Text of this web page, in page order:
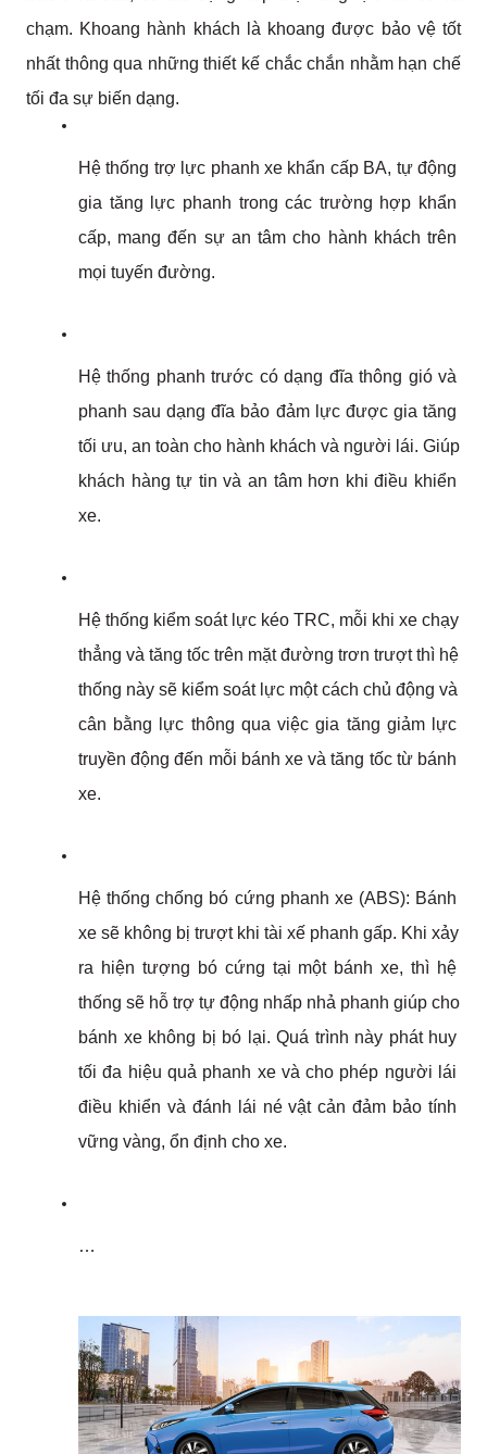
chạm. Khoang hành khách là khoang được bảo vệ tốt
nhất thông qua những thiết kế chắc chắn nhằm hạn chế
tối đa sự biến dạng.
Hệ thống trợ lực phanh xe khẩn cấp BA, tự động
gia tăng lực phanh trong các trường hợp khẩn
cấp, mang đến sự an tâm cho hành khách trên
mọi tuyến đường.
Hệ thống phanh trước có dạng đĩa thông gió và
phanh sau dạng đĩa bảo đảm lực được gia tăng
tối ưu, an toàn cho hành khách và người lái. Giúp
khách hàng tự tin và an tâm hơn khi điều khiển
xe.
Hệ thống kiểm soát lực kéo TRC, mỗi khi xe chạy
thẳng và tăng tốc trên mặt đường trơn trượt thì hệ
thống này sẽ kiểm soát lực một cách chủ động và
cân bằng lực thông qua việc gia tăng giảm lực
truyền động đến mỗi bánh xe và tăng tốc từ bánh
xe.
Hệ thống chống bó cứng phanh xe (ABS): Bánh
xe sẽ không bị trượt khi tài xế phanh gấp. Khi xảy
ra hiện tượng bó cứng tại một bánh xe, thì hệ
thống sẽ hỗ trợ tự động nhấp nhả phanh giúp cho
bánh xe không bị bó lại. Quá trình này phát huy
tối đa hiệu quả phanh xe và cho phép người lái
điều khiển và đánh lái né vật cản đảm bảo tính
vững vàng, ổn định cho xe.
…